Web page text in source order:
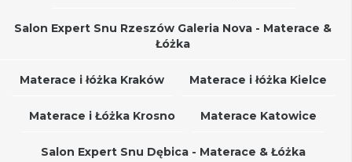
Salon Expert Snu Rzeszów Galeria Nova - Materace &
Łóżka
Materace i łóżka Kraków Materace i łóżka Kielce
Materace i Łóżka Krosno Materace Katowice
Salon Expert Snu Dębica - Materace & Łóżka